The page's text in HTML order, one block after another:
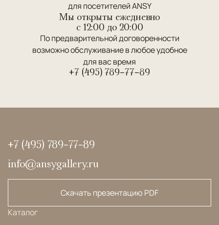
для посетителей ANSY
Мы открыты ежедневно
c 12:00 до 20:00
По предварительной договоренности
возможно обслуживание в любое удобное
для вас время
+7 (495) 789-77-89
+7 (495) 789-77-89
info@ansygallery.ru
Скачать презентацию PDF
Каталог